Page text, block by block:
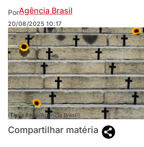
PorAgência Brasil
20/08/2025 10:17
(Tânia Rêgo/Agência Brasil)
Compartilhar matéria